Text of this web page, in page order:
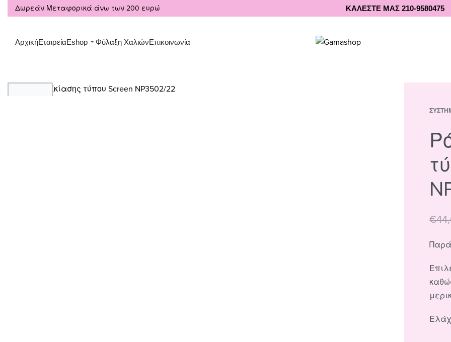
Δωρεάν Μεταφορικά άνω των 200 ευρώ ΚΑΛΕΣΤΕ ΜΑΣ 210-9580475
ΑρχικήΕταιρείαEshop Φύλαξη ΧαλιώνΕπικοινωνία
€